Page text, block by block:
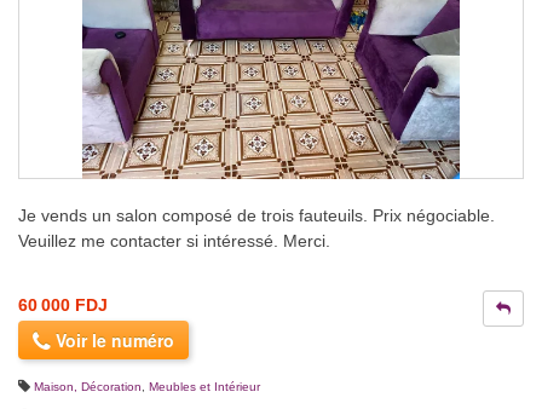
Je vends un salon composé de trois fauteuils. Prix négociable.
Veuillez me contacter si intéressé. Merci.
60 000 FDJ
Voir le numéro
Maison, Décoration Meubles et Intérieur